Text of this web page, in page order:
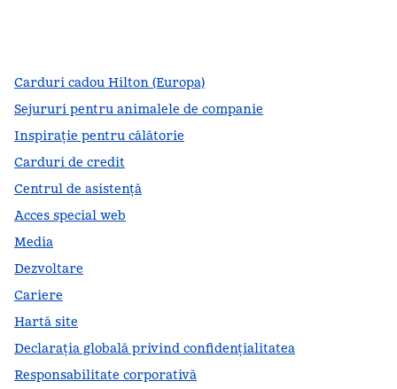
Carduri cadou Hilton (Europa)
Sejururi pentru animalele de companie
Inspirație pentru călătorie
Carduri de credit
Centrul de asistență
Acces special web
Media
Dezvoltare
Cariere
Hartă site
Declarația globală privind confidenţialitatea
Responsabilitate corporativă